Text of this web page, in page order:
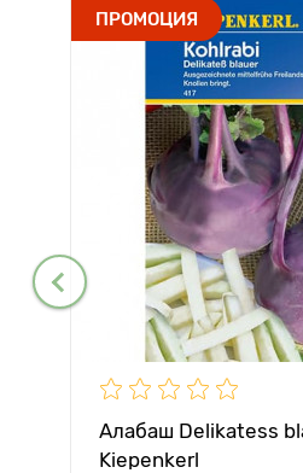
ПРОМОЦИЯ
Алабаш Delikatess
Kiepenkerl